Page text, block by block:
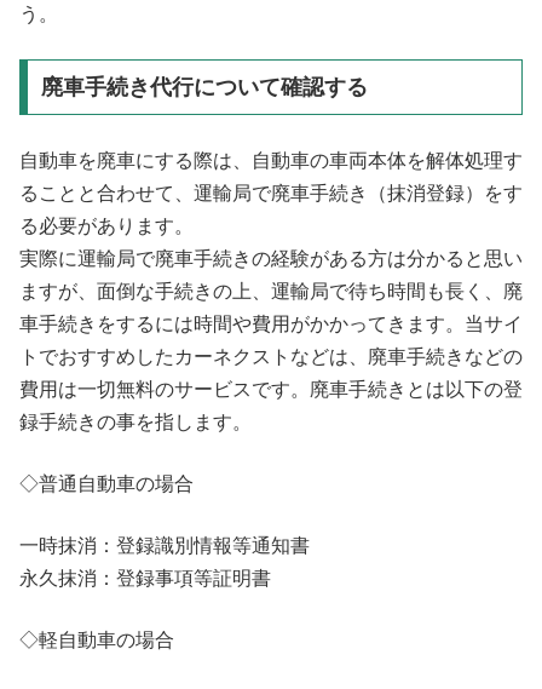
う。
廃車手続き代行について確認する
自動車を廃車にする際は、自動車の車両本体を解体処理す
ることと合わせて、運輸局で廃車手続き（抹消登録）をす
る必要があります。
実際に運輸局で廃車手続きの経験がある方は分かると思い
ますが、面倒な手続きの上、運輸局で待ち時間も長く、廃
車手続きをするには時間や費用がかかってきます。当サイ
トでおすすめしたカーネクストなどは、廃車手続きなどの
費用は一切無料のサービスです。廃車手続きとは以下の登
録手続きの事を指します。
◇普通自動車の場合
一時抹消：登録識別情報等通知書
永久抹消：登録事項等証明書
◇軽自動車の場合